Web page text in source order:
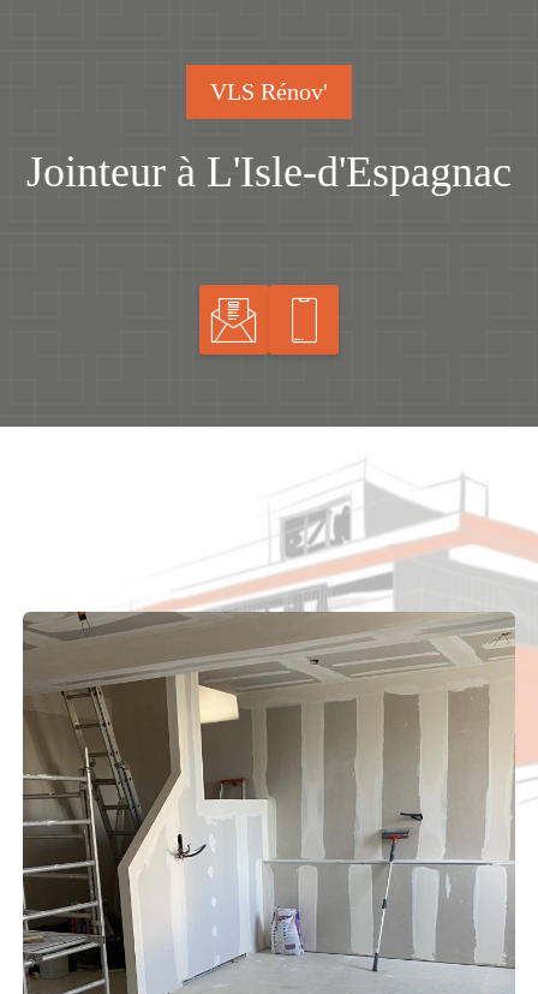
VLS Rénov'
Jointeur à L'Isle-d'Espagnac